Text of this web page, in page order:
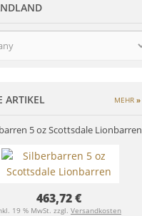
ARTIKEL MEHR »
5 oz Scottsdale Lionbarren
463,72 €
19 % MwSt. zzgl. Versandkosten